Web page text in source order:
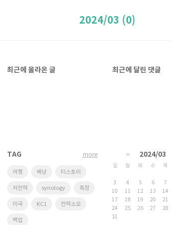
2024/03 (0)
최근에 올라온 글 최근에 달린 댓글
TAG
여행 베낭 티스토리
저전력 synology 측정
미국 KC1 전력소모
백업
more « 2024/03
일 월 화 수 목
3
4 5 6 7
10
11 12 13 14
17
18 19 20 21
24
25 26 27 28
31